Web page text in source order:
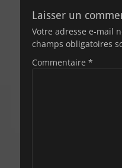
Laisser un
Votre adresse e-mail
champs obligatoires
Commentaire *